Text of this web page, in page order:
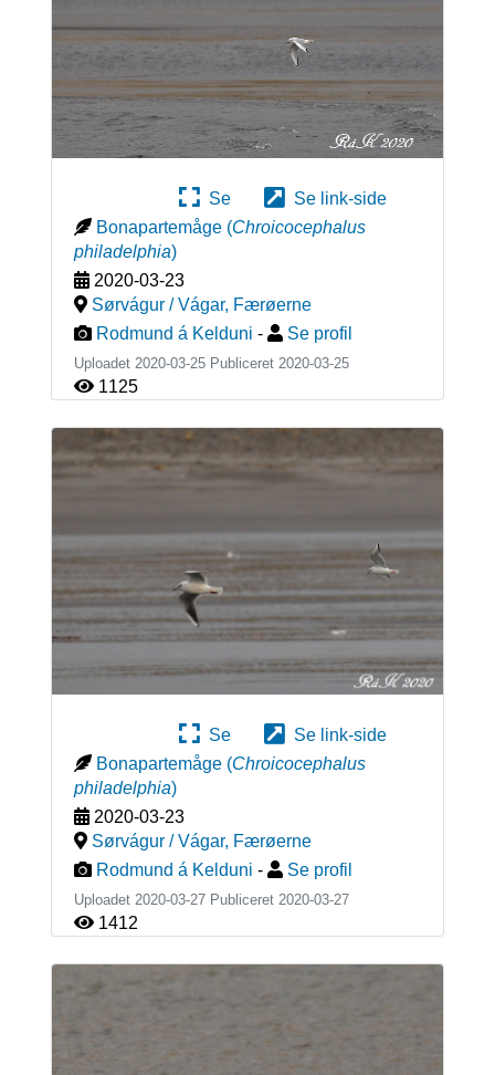
Se
Se link-side
Bonapartemåge (Chroicocephalus
philadelphia)
2020-03-23
Sørvágur / Vágar, Færøerne
Rodmund á Kelduni - Se profil
Uploadet 2020-03-25 Publiceret 2020-03-25
1125
Se
Se link-side
Bonapartemåge (Chroicocephalus
philadelphia)
2020-03-23
Sørvágur / Vágar, Færøerne
Rodmund á Kelduni - Se profil
Uploadet 2020-03-27 Publiceret 2020-03-27
1412